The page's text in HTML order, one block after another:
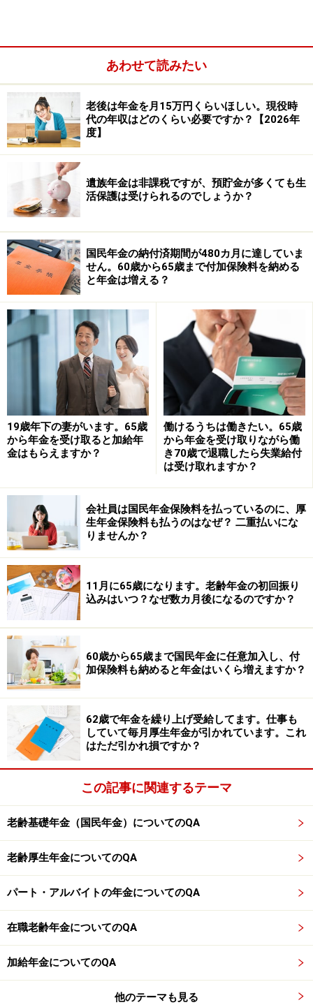
なお、ねんきんダイヤルは、年金の疑問点の相談をする
ことはできますが、年金の手続きをすることはできませ
ん。手続きをする場合に出向く場所は、加入している年
金制度で違うので注意してください。自営業、フリータ
ーの方は国民年金の加入、免除・猶予申請は市区役所で
手続きできます。会社員などで厚生年金に加入している
人は、勤務先を通じて年金事務所で手続きをすることに
なります。
第2号被保険者に扶養されている専業主婦などの第3号被
保険者の方は、配偶者を通じて勤務先で手続きします。
また、年金事務所の相談窓口は混雑する場合がありま
す。日本年金機構のホームページで「混雑予測」を見る
ことができますので事前に確認し予約するといいでしょ
う。
※年金プチ相談コーナーに取り上げて欲しい質問がある
人はコメント欄に書き込みをお願いします。
監修・文／深川弘恵（ファイナンシャルプランナー）
【関連記事をチェック！】
妻は4歳年上です。私はお得な加給年金をもらえるので
しょうか？
年金がもらえない？ 免除期間と海外生活が長く、年金保
険料を支払っていない
65歳以上で厚生年金に加入して働く人の年金が増えるタ
イミングって？
※記事内容は執筆時点のものです。最新の内容をご確認くださ
い。
本記事の内容は一般的な情報提供を目的としており、特定の金融
商品や投資行動を推奨するものではありません。
投資や資産運用に関する最終的なご判断はご自身の責任において
掲載情報の正確性・完全性については十分に配慮しております
最新の情報や詳細については、必ず各金融機関やサービス提供者
の公式情報をご確認ください。
【編集部からのお知らせ】
・「家計」について、アンケート（2026/8/31まで）
を実施
中です！
※抽選で20名にAmazonギフト券1000円分プレゼント
※謝礼付きの限定アンケートやモニター企画に参加が可能に
なります
あわせて読みたい
老後は年金を月15万円くらいほしい。現役時
代の年収はどのくらい必要ですか？【2026年
度】
遺族年金は非課税ですが、預貯金が多くても生
活保護は受けられるのでしょうか？
国民年金の納付済期間が480カ月に達していま
せん。60歳から65歳まで付加保険料を納める
と年金は増える？
19歳年下の妻がいます。65歳
から年金を受け取ると加給年
金はもらえますか？
働けるうちは働きたい。65歳
から年金を受け取りながら働
き70歳で退職したら失業給付
は受け取れますか？
会社員は国民年金保険料を払っているのに、厚
生年金保険料も払うのはなぜ？ 二重払いにな
りませんか？
11月に65歳になります。老齢年金の初回振り
込みはいつ？なぜ数カ月後になるのですか？
60歳から65歳まで国民年金に任意加入し、付
加保険料も納めると年金はいくら増えますか？
62歳で年金を繰り上げ受給してます。仕事も
していて毎月厚生年金が引かれています。これ
はただ引かれ損ですか？
この記事に関連するテーマ
老齢基礎年金（国民年金）についてのQA
老齢厚生年金についてのQA
パート・アルバイトの年金についてのQA
在職老齢年金についてのQA
加給年金についてのQA
他のテーマも見る